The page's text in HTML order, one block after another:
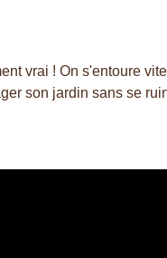
vrai ! On s'entoure
son jardin sans se